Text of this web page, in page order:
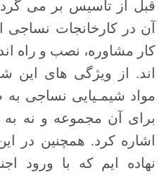
قبل از تاسیس بر می
آن در کارخانجات نساجی
کار مشاوره، نصب و راه
اند. از ویژگی های این
مواد شیمـیایی نساجی
برای آن مجموعه و نه
اشاره کرد. همچنین در
نهاده ایم که با ورود